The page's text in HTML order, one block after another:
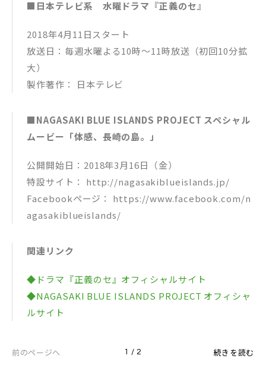
■日本テレビ系 水曜ドラマ『正義のセ』
2018年4月11日スタート
放送日：毎週水曜よる10時～11時放送（初回10分拡
大）
製作著作： 日本テレビ
■NAGASAKI BLUE ISLANDS PROJECT スペシャル
ムービー「体感、長崎の島。」
公開開始日：2018年3月16日（金）
特設サイト： http://nagasakiblueislands.jp/
Facebookページ： https://www.facebook.com/n
agasakiblueislands/
関連リンク
◆ドラマ『正義のセ』オフィシャルサイト
◆NAGASAKI BLUE ISLANDS PROJECT オフィシャ
ルサイト
前のページへ 1 / 2 続きを読む